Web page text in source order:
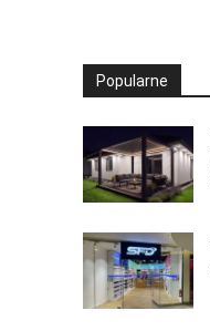
Popularne